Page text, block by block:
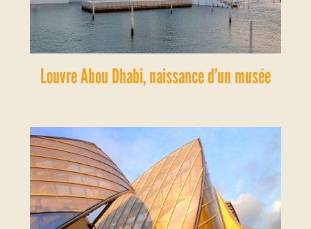
Louvre Abou Dhabi, naissance d’un musée